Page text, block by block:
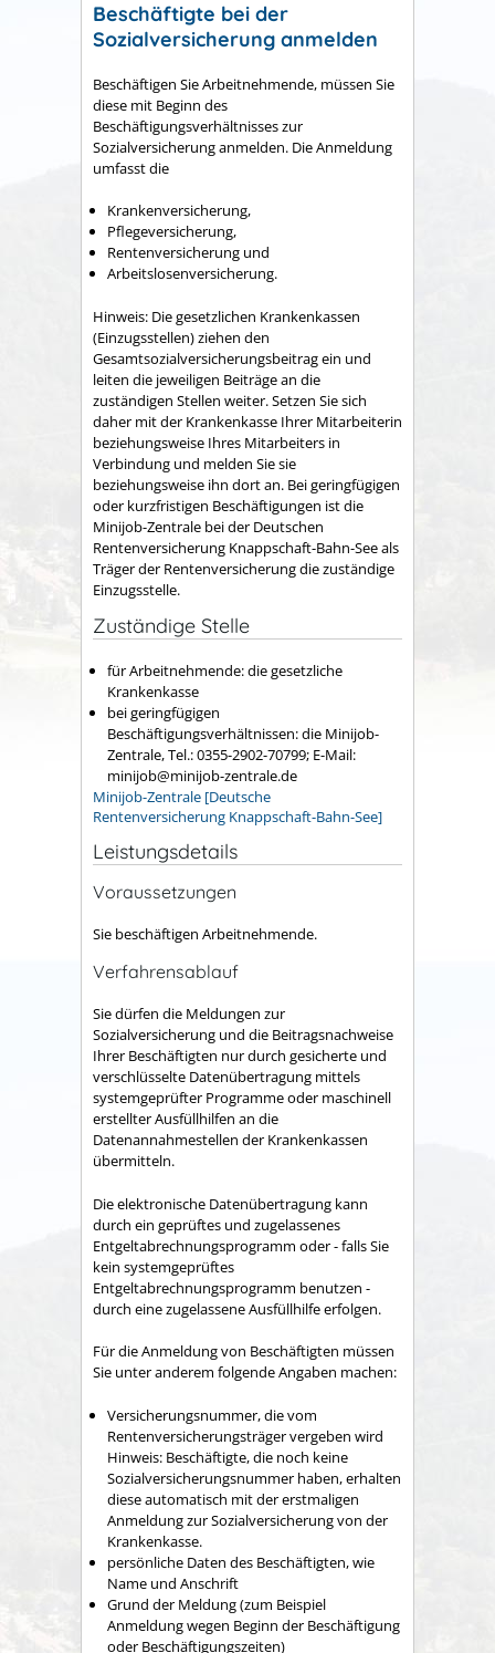
Beschäftigte bei der
Sozialversicherung anmelden
Beschäftigen Sie Arbeitnehmende, müssen Sie
diese mit Beginn des
Beschäftigungsverhältnisses zur
Sozialversicherung anmelden. Die Anmeldung
umfasst die
Krankenversicherung,
Pflegeversicherung,
Rentenversicherung und
Arbeitslosenversicherung.
Hinweis: Die gesetzlichen Krankenkassen
(Einzugsstellen) ziehen den
Gesamtsozialversicherungsbeitrag ein und
leiten die jeweiligen Beiträge an die
zuständigen Stellen weiter. Setzen Sie sich
daher mit der Krankenkasse Ihrer Mitarbeiterin
beziehungsweise Ihres Mitarbeiters in
Verbindung und melden Sie sie
beziehungsweise ihn dort an. Bei geringfügigen
oder kurzfristigen Beschäftigungen ist die
Minijob-Zentrale bei der Deutschen
Rentenversicherung Knappschaft-Bahn-See als
Träger der Rentenversicherung die zuständige
Einzugsstelle.
Zuständige Stelle
für Arbeitnehmende: die gesetzliche
Krankenkasse
bei geringfügigen
Beschäftigungsverhältnissen: die Minijob-
Zentrale, Tel.: 0355-2902-70799; E-Mail:
minijob@minijob-zentrale.de
Minijob-Zentrale [Deutsche
Rentenversicherung Knappschaft-Bahn-See]
Leistungsdetails
Voraussetzungen
Sie beschäftigen Arbeitnehmende.
Verfahrensablauf
Sie dürfen die Meldungen zur
Sozialversicherung und die Beitragsnachweise
Ihrer Beschäftigten nur durch gesicherte und
verschlüsselte Datenübertragung mittels
systemgeprüfter Programme oder maschinell
erstellter Ausfüllhilfen an die
Datenannahmestellen der Krankenkassen
übermitteln.
Die elektronische Datenübertragung kann
durch ein geprüftes und zugelassenes
Entgeltabrechnungsprogramm oder - falls Sie
kein systemgeprüftes
Entgeltabrechnungsprogramm benutzen -
durch eine zugelassene Ausfüllhilfe erfolgen.
Für die Anmeldung von Beschäftigten müssen
Sie unter anderem folgende Angaben machen:
Versicherungsnummer, die vom
Rentenversicherungsträger vergeben wird
Hinweis: Beschäftigte, die noch keine
Sozialversicherungsnummer haben, erhalten
diese automatisch mit der erstmaligen
Anmeldung zur Sozialversicherung von der
Krankenkasse.
persönliche Daten des Beschäftigten, wie
Name und Anschrift
Grund der Meldung(zum Beispiel
Anmeldung wegen Beginn der Beschäftigung
oder Beschäftigungszeiten)